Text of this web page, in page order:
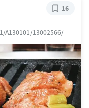
A130101/13002566/
16